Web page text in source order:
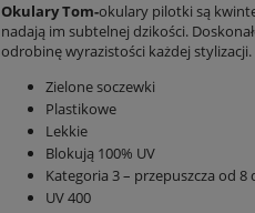
Okulary Tom-okulary pilotki są
nadają im subtelnej dzikości.
odrobinę wyrazistości każdej stylizacji.
Zielone soczewki
Plastikowe
Lekkie
Blokują 100% UV
Kategoria 3 – przepuszcza od 8
UV 400